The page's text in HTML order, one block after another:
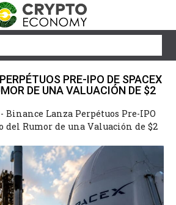
PRE-IPO DE SPACEX
DE UNA VALUACIÓN DE $2
- Binance Lanza Perpétuos Pre-IPO
del Rumor de una Valuación de $2